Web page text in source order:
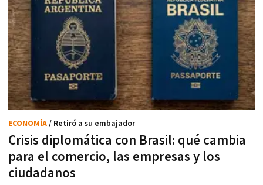
Crisis diplomática con Brasil: qué cambia
para el comercio, las empresas y los
ciudadanos
ECONOMÍA/ Retiró a su embajador